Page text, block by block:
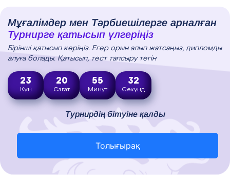
Мұғалімдер мен Тәрбиешілерге арналған
Турнирге қатысып үлгеріңіз
Бірінші қатысып көріңіз. Егер орын алып жатсаңыз, дипломды
алуға болады. Қатысып, тест тапсыру тегін
23
Күн
20
Сағат
55
Минут
31
Секунд
Турнирдің бітуіне қалды
Толығырақ